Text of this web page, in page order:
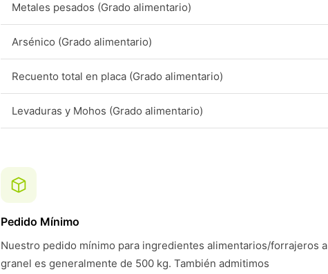
Metales pesados (Grado alimentario)
Arsénico (Grado alimentario)
Recuento total en placa (Grado alimentario)
Levaduras y Mohos (Grado alimentario)
Pedido Mínimo
Nuestro pedido mínimo para ingredientes alimentarios/forrajeros a
granel es generalmente de 500 kg. También admitimos